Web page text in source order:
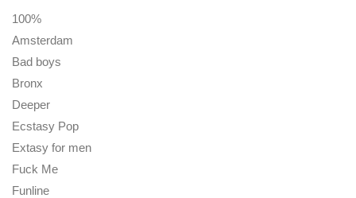
100%
Amsterdam
Bad boys
Bronx
Deeper
Ecstasy Pop
Extasy for men
Fuck Me
Funline